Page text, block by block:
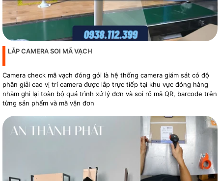
LẮP CAMERA SOI MÃ VẠCH
Camera check mã vạch đóng gói là hệ thống camera giám sát có độ
phân giải cao vị trí camera được lắp trực tiếp tại khu vực đóng hàng
nhằm ghi lại toàn bộ quá trình xử lý đơn và soi rõ mã QR, barcode trên
từng sản phẩm và mã vận đơn